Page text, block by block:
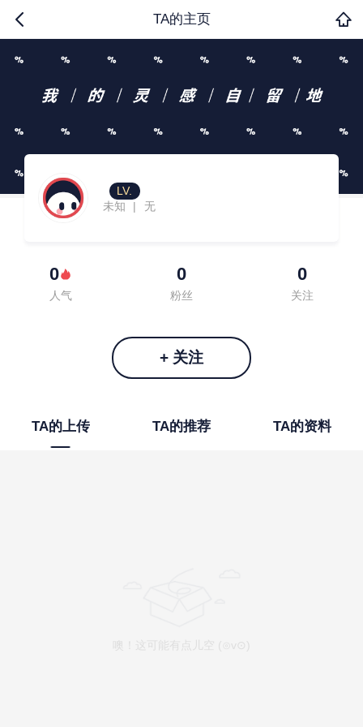
TA的主页
LV.
未知
| 无
0
人气
0
粉丝
0
关注
+ 关注
TA的上传 TA的推荐 TA的资料